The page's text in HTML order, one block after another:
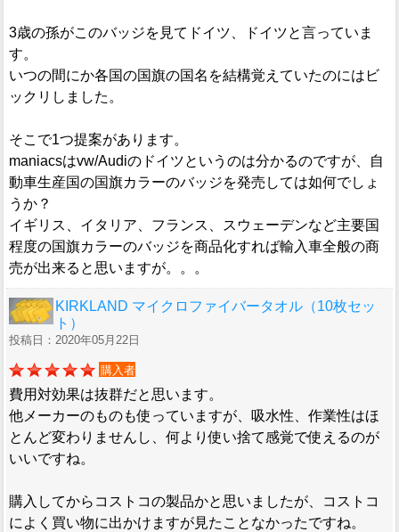
3歳の孫がこのバッジを見てドイツ、ドイツと言っていま
す。
いつの間にか各国の国旗の国名を結構覚えていたのにはビ
ックリしました。
そこで1つ提案があります。
maniacsはvw/Audiのドイツというのは分かるのですが、自
動車生産国の国旗カラーのバッジを発売しては如何でしょ
うか？
イギリス、イタリア、フランス、スウェーデンなど主要国
程度の国旗カラーのバッジを商品化すれば輸入車全般の商
売が出来ると思いますが。。。
KIRKLAND マイクロファイバータオル（10枚セッ
ト）
投稿日：2020年05月22日
購入者
費用対効果は抜群だと思います。
他メーカーのものも使っていますが、吸水性、作業性はほ
とんど変わりませんし、何より使い捨て感覚で使えるのが
いいですね。
購入してからコストコの製品かと思いましたが、コストコ
によく買い物に出かけますが見たことなかったですね。